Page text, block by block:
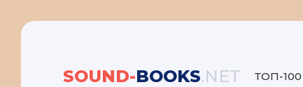
SOUND-BOOKS.NET ТОП-